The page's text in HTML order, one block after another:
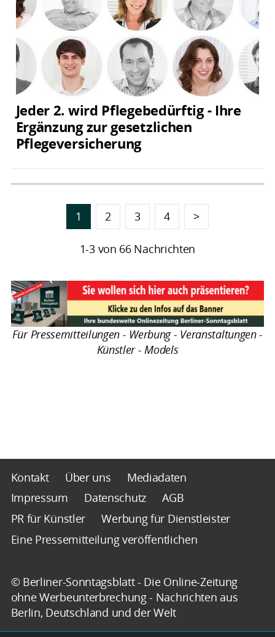
Jeder 2. wird Pflegebedürftig - Ihre
Ergänzung zur gesetzlichen
Pflegeversicherung
1 2 3 4 >
1-3 von 66 Nachrichten
Für Pressemitteilungen - Werbung - Veranstaltungen -
Künstler - Models
Kontakt Über uns
Mediadaten
Impressum
Datenschutz
AGB
PR für Künstler
Werbung für Dienstleister
Eine Pressemitteilung veröffentlichen
© Berliner-Sonntagsblatt - Die Online-Zeitung
ohne Werbeunterbrechung - Nachrichten aus
Berlin, Deutschland und der Welt